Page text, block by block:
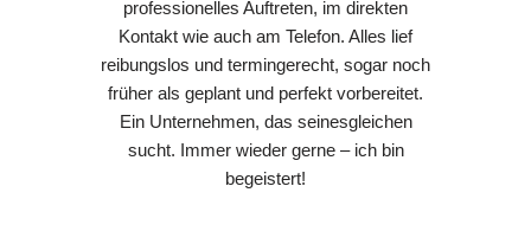
professionelles Auftreten, im direkten
Kontakt wie auch am Telefon. Alles lief
reibungslos und termingerecht, sogar noch
früher als geplant und perfekt vorbereitet.
Ein Unternehmen, das seinesgleichen
sucht. Immer wieder gerne – ich bin
begeistert!